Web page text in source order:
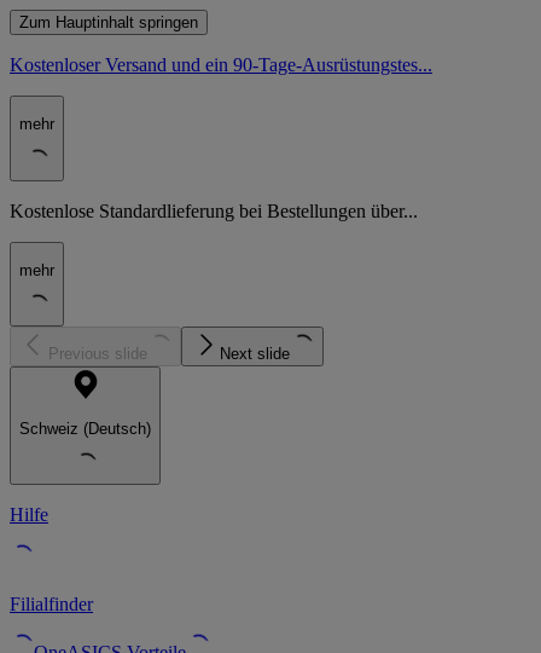
Zum Hauptinhalt springen
Kostenloser Versand und ein 90-Tage-Ausrüstungstes...
mehr
Kostenlose Standardlieferung bei Bestellungen über...
mehr
Previous slide Next slide
Schweiz (Deutsch)
Hilfe
Filialfinder